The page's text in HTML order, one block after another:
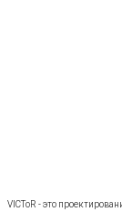
VICToR - это